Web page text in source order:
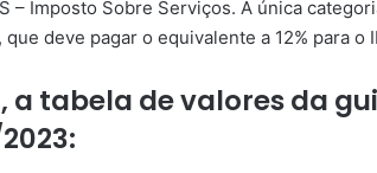
– Imposto Sobre Serviços. A única
deve pagar o equivalente a 12% para o
a tabela de valores da